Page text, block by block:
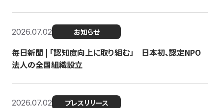
2026.07.02 お知らせ
毎日新聞 | 「認知度向上に取り組む」 日本初、認定NPO
法人の全国組織設立
2026.07.02 プレスリリース